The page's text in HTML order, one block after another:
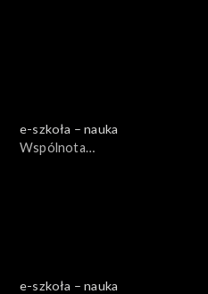
e-szkoła – nauka
Wspólnota
e-szkoła – nauka